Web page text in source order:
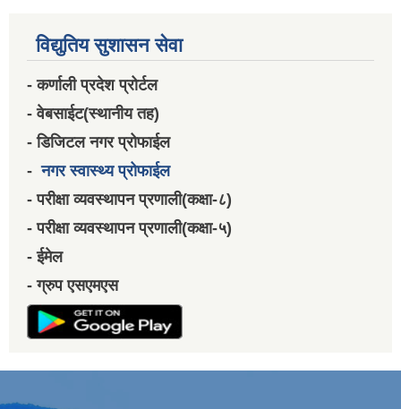
विद्युतिय सुशासन सेवा
- कर्णाली प्रदेश प्रोर्टल
- वेबसाईट(स्थानीय तह)
- डिजिटल नगर प्रोफाईल
-नगर स्वास्थ्य प्रोफाईल
- परीक्षा व्यवस्थापन प्रणाली(कक्षा-८)
- परीक्षा व्यवस्थापन प्रणाली(कक्षा-५)
- ईमेल
- ग्रुप एसएमएस